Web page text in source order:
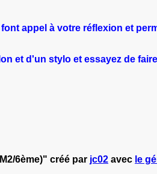
appel à votre réflexion et
et d'un stylo et essayez de
6ème)" créé par jc02 avec le